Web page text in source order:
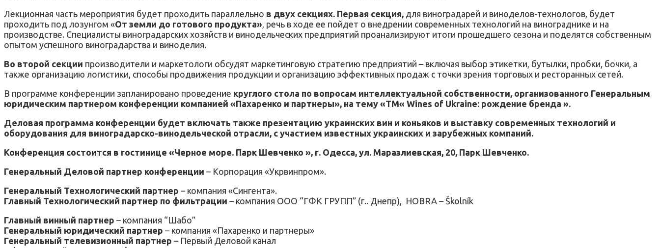
Лекционная часть мероприятия будет проходить параллельно в двух секциях. Первая секция, для виноградарей и виноделов-технологов, будет
проходить под лозунгом «От земли до готового продукта» , речь в ходе ее пойдет о внедрении современных технологий на винограднике и на
производстве. Специалисты виноградарских хозяйств и винодельческих предприятий проанализируют итоги прошедшего сезона и поделятся собственным
опытом успешного виноградарства и виноделия.
Во второй секции производители и маркетологи обсудят маркетинговую стратегию предприятий – включая выбор этикетки, бутылки, пробки, бочки, а
также организацию логистики, способы продвижения продукции и организацию эффективных продаж с точки зрения торговых и ресторанных сетей.
В программе конференции запланировано проведение круглого стола по вопросам интеллектуальной собственности, организованного Генеральным
юридическим партнером конференции компанией «Пахаренко и партнеры», на тему «ТМ« Wines of Ukraine: рождение бренда ».
Деловая программа конференции будет включать также презентацию украинских вин и коньяков и выставку современных технологий и
оборудования для виноградарско-винодельческой отрасли, с участием известных украинских и зарубежных компаний.
Конференция состоится в гостинице «Черное море. Парк Шевченко », г. Одесса, ул. Маразлиевская, 20, Парк Шевченко.
Генеральный Деловой партнер конференции – Корпорация «Укрвинпром».
Генеральный Технологический партнер – компания «Сингента».
Главный Технологический партнер по фильтрации – компания ООО “ГФК ГРУПП” (г.. Днепр), HOBRA – Školník
Главный винный партнер – компания “Шабо”
Генеральный юридический партнер – компания «Пахаренко и партнеры»
Генеральный телевизионный партнер – Первый Деловой канал